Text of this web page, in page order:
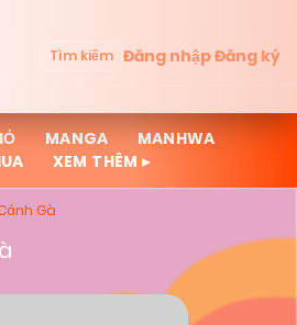
Tìm kiếm Đăng nhậpĐăng ký
MANGA
MANHWA
XEM THÊM ▸
Gà